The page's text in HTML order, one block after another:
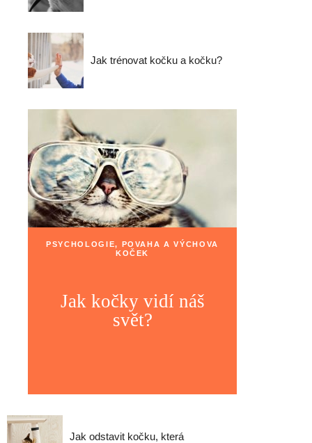
Jak trénovat kočku a kočku?
PSYCHOLOGIE, POVAHA A VÝCHOVA
KOČEK
Jak kočky vidí náš
svět?
Jak odstavit kočku, která